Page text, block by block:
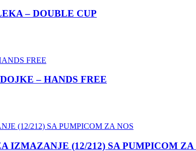
– DOUBLE CUP
– HANDS FREE
IZMAZANJE (12/212) SA PUMPICOM ZA